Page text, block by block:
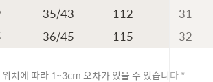
35/43 112 31
36/45 115 32
치에 따라 1~3cm 오차가 있을 수 있습니다 *